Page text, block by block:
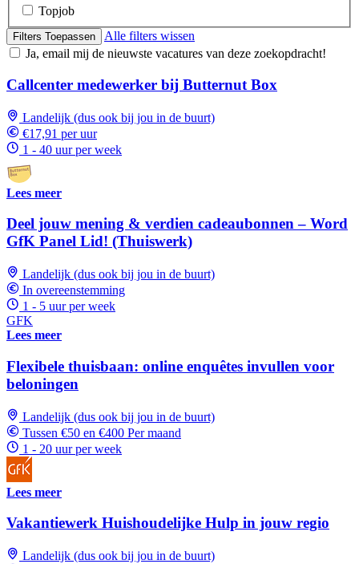
Topjob
Filters Toepassen
Alle filters wissen
Ja, email mij de nieuwste vacatures van deze zoekopdracht!
Callcenter medewerker bij Butternut Box
Landelijk (dus ook bij jou in de buurt)
€17,91 per uur
1 - 40 uur per week
Lees meer
Deel jouw mening & verdien cadeaubonnen – Word
GfK Panel Lid! (Thuiswerk)
Landelijk (dus ook bij jou in de buurt)
In overeenstemming
1 - 5 uur per week
GFK
Lees meer
Flexibele thuisbaan: online enquêtes invullen voor
beloningen
Landelijk (dus ook bij jou in de buurt)
Tussen €50 en €400 Per maand
1 - 20 uur per week
Lees meer
Vakantiewerk Huishoudelijke Hulp in jouw regio
Landelijk (dus ook bij jou in de buurt)